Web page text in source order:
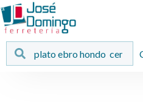
Ir
al
contenido
Buscar Buscar